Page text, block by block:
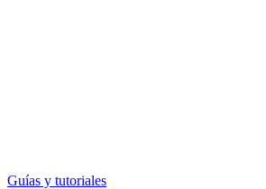
Guías y tutoriales